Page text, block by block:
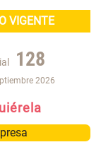
VIGENTE
128
2026